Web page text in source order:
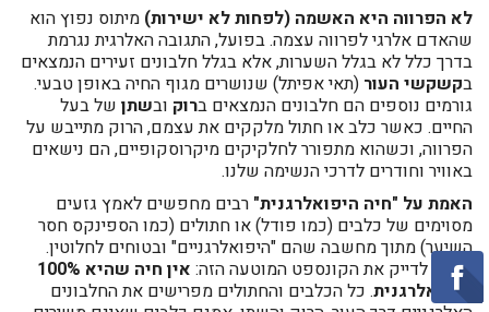
לא הפרווה היא האשמה (לפחות לא ישירות) מיתוס נפוץ הוא
שהאדם אלרגי לפרווה עצמה. בפועל, התגובה האלרגית נגרמת
בדרך כלל לא בגלל השערות, אלא בגלל חלבונים זעירים הנמצאים
בקשקשי העור (תאי אפיתל) שנושרים מגוף החיה באופן טבעי.
גורמים נוספים הם חלבונים הנמצאים ברוק ובשתן של בעל
החיים. כאשר כלב או חתול מלקקים את עצמם, הרוק מתייבש על
הפרווה, וכשהוא מתפורר לחלקיקים מיקרוסקופיים, הם נישאים
באוויר וחודרים לדרכי הנשימה שלנו.
האמת על "חיה היפואלרגנית" רבים מחפשים לאמץ גזעים
מסוימים של כלבים (כמו פודל) או חתולים (כמו הספינקס חסר
השיער) מתוך מחשבה שהם "היפואלרגניים" ובטוחים לחלוטין.
חשוב לדייק את הקונספט המוטעה הזה:
אין חיה שהיא 100%
היפואלרגנית. כל הכלבים והחתולים מפרישים את החלבונים